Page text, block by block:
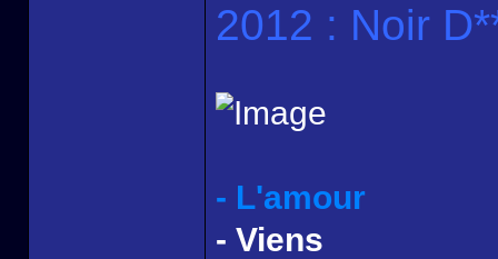
2012 : Noir
- L'amour
- Viens